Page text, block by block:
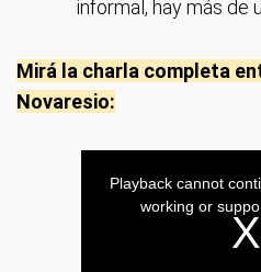
informal, hay más de
Mirá la charla completa
Novaresio: